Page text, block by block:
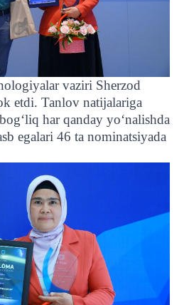
vaziri Sherzod
etdi. Tanlov natijalariga
har qanday yo‘nalishda
egalari 46 ta nominatsiyada